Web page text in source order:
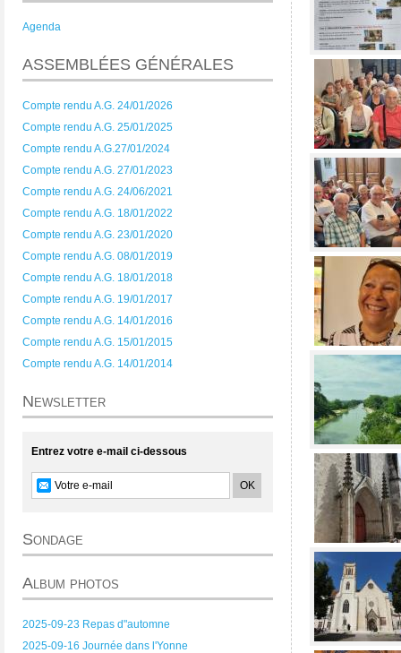
Agenda
ASSEMBLÉES GÉNÉRALES
Compte rendu A.G. 24/01/2026
Compte rendu A.G. 25/01/2025
Compte rendu A.G.27/01/2024
Compte rendu A.G. 27/01/2023
Compte rendu A.G. 24/06/2021
Compte rendu A.G. 18/01/2022
Compte rendu A.G. 23/01/2020
Compte rendu A.G. 08/01/2019
Compte rendu A.G. 18/01/2018
Compte rendu A.G. 19/01/2017
Compte rendu A.G. 14/01/2016
Compte rendu A.G. 15/01/2015
Compte rendu A.G. 14/01/2014
Newsletter
Entrez votre e-mail ci-dessous
Sondage
Album photos
2025-09-23 Repas d"automne
2025-09-16 Journée dans l'Yonne